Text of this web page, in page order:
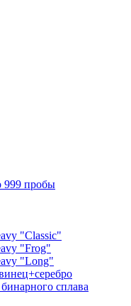
999 пробы
"Classic"
"Frog"
"Long"
сплава